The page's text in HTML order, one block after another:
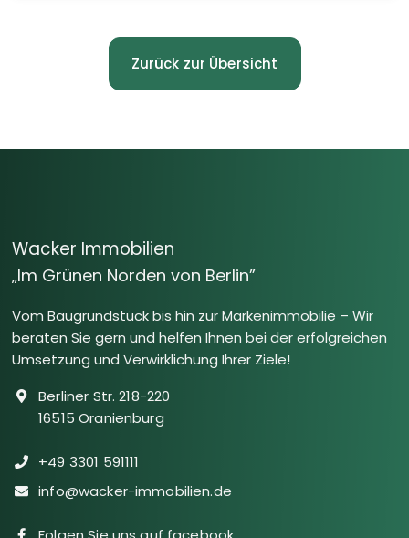
Zurück zur Übersicht
Wacker Immobilien
„Im Grünen Norden von Berlin”
Vom Baugrundstück bis hin zur Markenimmobilie – Wir
beraten Sie gern und helfen Ihnen bei der erfolgreichen
Umsetzung und Verwirklichung Ihrer Ziele!
Berliner Str. 218-220
16515 Oranienburg
+49 3301 591111
info@wacker-immobilien.de